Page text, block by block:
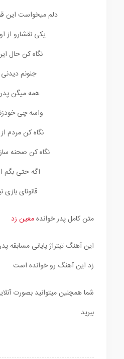
دلم میخواست این
یکی نقشارو از
نگاه کن حال
جنونم
همه میگن
واسه چی
نگاه کن مردم
نگاه کن صحنه
اگه حتی بگم
قانونای
متن کامل پدر خواندهمعین زد
این آهنگ تیتراژ پایانی مسابقه
زد این آهنگ رو خوانده است
شما همچنین میتوانید بصورت
ببرید